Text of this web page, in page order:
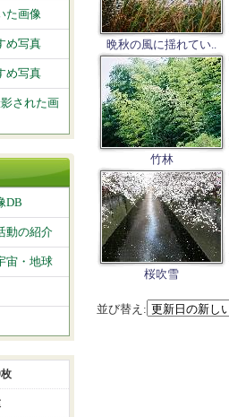
晩秋の風に揺れてい..
竹林
桜吹雪
並び替え:
た画像
め写真
め写真
された画
DB
動の紹介
宙・地球
枚